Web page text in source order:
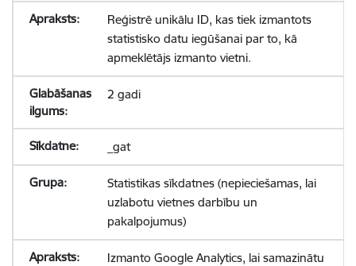
Reģistrē unikālu ID, kas tiek izmantots
statistisko datu iegūšanai par to, kā
apmeklētājs izmanto vietni.
2 gadi
_gat
Statistikas sīkdatnes (nepieciešamas, lai
uzlabotu vietnes darbību un
pakalpojumus)
Izmanto Google Analytics, lai samazinātu